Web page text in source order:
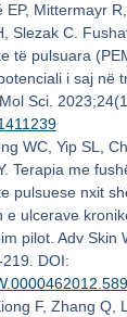
Mittermayr
Slezak C.
të pulsuara
i saj në
Sci.
WC, Yip SL,
Terapia me
pulsuese nxit
e ulcerave
pilot. Adv Skin
DOI:
F, Zhang Q,